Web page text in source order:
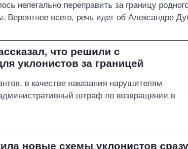
нелегально переправить за границу
Вероятнее всего, речь идет об Александре
что решили с
уклонистов за границей
в качестве наказания нарушителям
штраф по возвращении в
новые схемы уклонистов